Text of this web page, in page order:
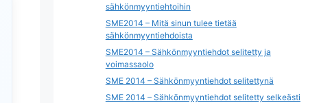
sähkönmyyntiehtoihin
SME2014 – Mitä sinun tulee tietää
sähkönmyyntiehdoista
SME2014 – Sähkönmyyntiehdot selitetty ja
voimassaolo
SME 2014 – Sähkönmyyntiehdot selitettynä
SME 2014 – Sähkönmyyntiehdot selitetty selkeästi